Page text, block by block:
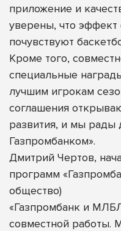
приложение и
уверены, что эффект
почувствуют
Кроме того,
специальные
лучшим игрокам
соглашения
развития, и мы рады
Газпромбанком».
Дмитрий Чертов,
программ
общество)
«Газпромбанк и
совместной